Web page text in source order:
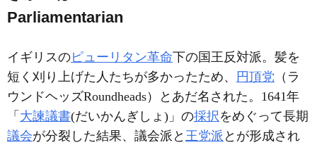
Parliamentarian
イギリスのピューリタン革命下の国王反対派。髪を
短く刈り上げた人たちが多かったため、
円頂党 （ラ
ウンドヘッズRoundheads）とあだ名された。1641年
「 大諫議書(だいかんぎしょ)」の採択をめぐって長期
議会が分裂した結果、議会派と 王党派 とが形成され